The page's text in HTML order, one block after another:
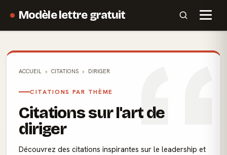
Modèle lettre gratuit
ACCUEIL CITATIONS DIRIGER
CITATIONS PAR THÈME
Citations sur l'art de
diriger
Découvrez des citations inspirantes sur le leadership et